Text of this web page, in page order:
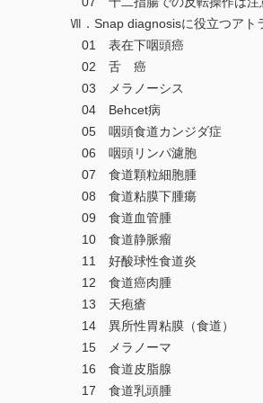
Ⅶ．Snap diagnosisに役立つアト
01 表在下咽頭癌
02 舌 癌
03 メラノーシス
04 Behcet病
05 咽頭食道カンジダ症
06 咽頭リンパ濾胞
07 食道顆粒細胞腫
08 食道粘膜下腫瘍
09 食道血管腫
10 食道静脈瘤
11 好酸球性食道炎
12 食道癌肉腫
13 天疱瘡
14 異所性胃粘膜（食道）
15 メラノーマ
16 食道皮脂腺
17 食道乳頭腫